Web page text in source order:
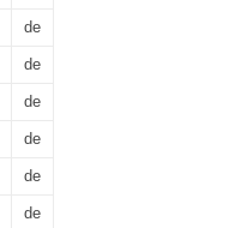
de
de
de
de
de
de